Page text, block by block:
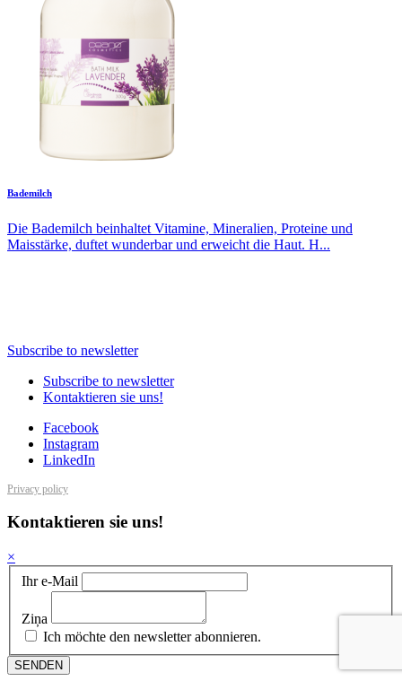
Bademilch
Die Bademilch beinhaltet Vitamine, Mineralien, Proteine und
Maisstärke, duftet wunderbar und erweicht die Haut. H...
Subscribe to newsletter
Subscribe to newsletter
Kontaktieren sie uns!
Facebook
Instagram
LinkedIn
Privacy policy
Kontaktieren sie uns!
×
Ihr e-Mail
Ziņa
Ich möchte den newsletter abonnieren.